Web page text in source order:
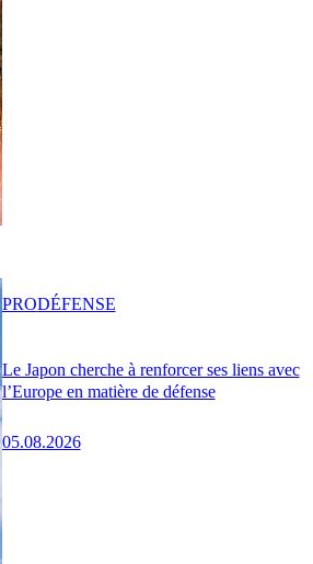
Le Japon cherche à renforcer ses liens avec
l’Europe en matière de défense
05.08.2026
PRODÉFENSE